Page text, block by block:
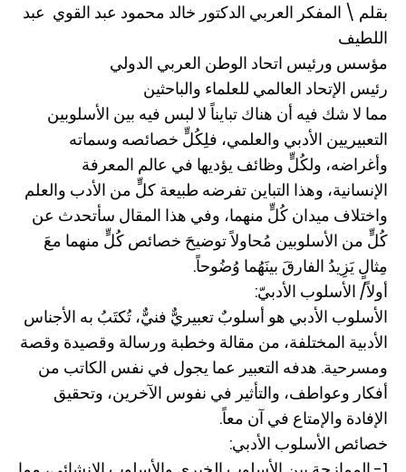
بقلم \ المفكر العربي الدكتور خالد محمود عبد القوي عبد
اللطيف
مؤسس ورئيس اتحاد الوطن العربي الدولي
رئيس الإتحاد العالمي للعلماء والباحثين
مما لا شك فيه أن هناك تبايناً لا لبس فيه بين الأسلوبين
التعبيريين الأدبي والعلمي، فلِكُلٍّ خصائصه وسماته
وأغراضه، ولكُلٍّ وظائف يؤديها في عالم المعرفة
الإنسانية، وهذا التباين تفرضه طبيعة كلٍّ من الأدب والعلم
واختلاف ميدان كُلٍّ منهما، وفي هذا المقال سأتحدث عن
كُلٍّ من الأسلوبين مُحاولاً توضيحَ خصائص كُلٍّ منهما معَ
مِثالٍ يَزِيدُ الفارقَ بينَهُما وُضُوحاً.
أولاً/ الأسلوب الأدبيّ:
الأسلوب الأدبي هو أسلوبٌ تعبيريٌّ فنيٌّ، تُكتَبُ به الأجناس
الأدبية المختلفة، من مقالة وخطبة ورسالة وقصيدة وقصة
ومسرحية. هدفه التعبير عما يجول في نفس الكاتب من
أفكار وعواطف، والتأثير في نفوس الآخرين، وتحقيق
الإفادة والإمتاع في آن معاً.
خصائص الأسلوب الأدبي: